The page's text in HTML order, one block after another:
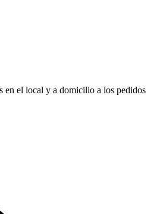
en el local y a domicilio a los pedidos